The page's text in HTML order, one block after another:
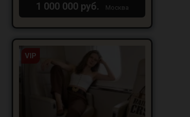
1 000 000 руб. Москва
VIP